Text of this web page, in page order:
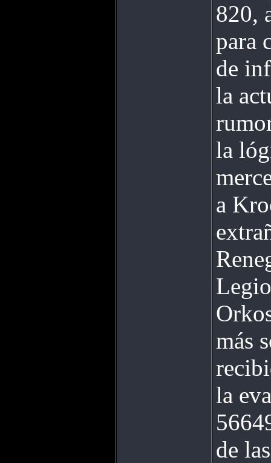
820,
para
de
la
la
a
más
la
de